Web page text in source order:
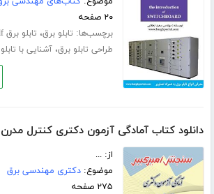
۲۰ صفحه
برچسب‌ها: تابلو برق، تابلو برق pdf
طراحی تابلو برق،آشنایی با
دانلود کتاب آمادگی آزمون دکتری کنترل مدرن
از: ...
موضوع:دکتری مهندسی برق
۲۷۵ صفحه